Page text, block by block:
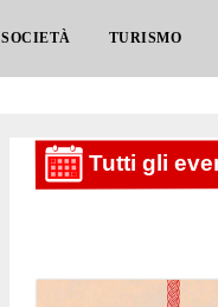
SOCIETÀ TURISMO